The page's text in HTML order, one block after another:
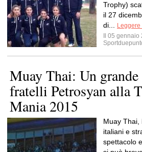
Trophy)
il 27
di...
Il 05
Muay Thai: Un grande
fratelli Petrosyan alla
Mania 2015
Muay Thai,
italiani e
spettacolo